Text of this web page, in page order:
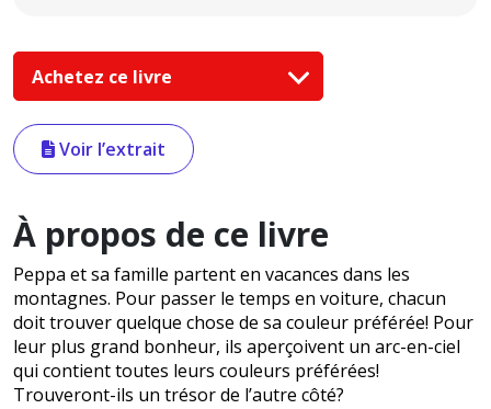
Achetez ce livre
Voir l’extrait
À propos de ce livre
Peppa et sa famille partent en vacances dans les
montagnes. Pour passer le temps en voiture, chacun
doit trouver quelque chose de sa couleur préférée! Pour
leur plus grand bonheur, ils aperçoivent un arc-en-ciel
qui contient toutes leurs couleurs préférées!
Trouveront-ils un trésor de l’autre côté?